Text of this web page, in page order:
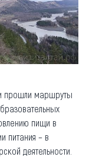
и прошли маршруты
пищи в
питания – в
деятельности.